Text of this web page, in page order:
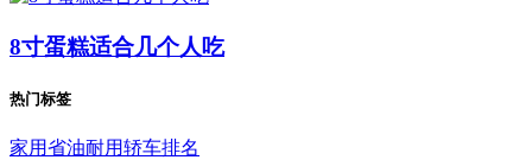
8寸蛋糕适合几个人吃
热门标签
家用省油耐用轿车排名